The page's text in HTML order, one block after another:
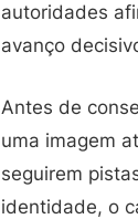
autoridades
avanço
Antes de
uma imagem
seguirem
identidade, o